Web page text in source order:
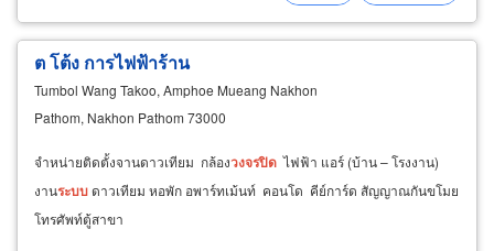
ต โต้ง การไฟฟ้าร้าน
Tumbol Wang Takoo, Amphoe Mueang Nakhon
Pathom, Nakhon Pathom 73000
จำหน่ายติดตั้งจานดาวเทียม กล้องวงจรปิด ไฟฟ้า แอร์ (บ้าน – โรงงาน)
งานระบบดาวเทียม หอพัก อพาร์ทเม้นท์ คอนโด คีย์การ์ด สัญญาณกันขโมย
โทรศัพท์ตู้สาขา